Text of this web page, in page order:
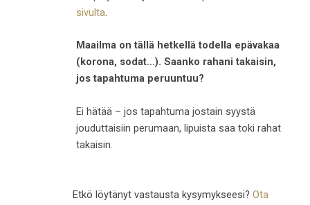
sivulta.
Maailma on tällä hetkellä todella epävakaa
(korona, sodat…). Saanko rahani takaisin,
jos tapahtuma peruuntuu?
Ei hätää – jos tapahtuma jostain syystä
jouduttaisiin perumaan, lipuista saa toki rahat
takaisin.
Etkö löytänyt vastausta kysymykseesi? Ota